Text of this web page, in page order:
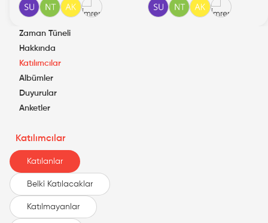
Zaman Tüneli
Hakkında
Katılımcılar
Albümler
Duyurular
Anketler
Katılımcılar
Katılanlar
Belki Katılacaklar
Katılmayanlar